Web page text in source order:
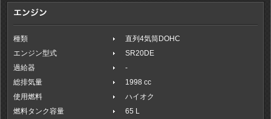
種類
直列4気筒DOHC
エンジン型式
SR20DE
過給器
-
総排気量
1998 cc
使用燃料
ハイオク
燃料タンク容量
65 L